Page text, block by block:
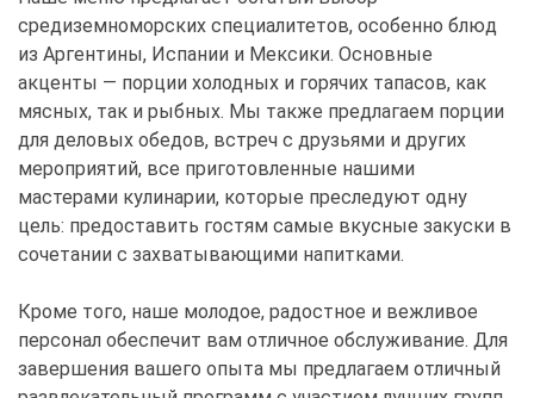
средиземноморских специалитетов, особенно блюд
из Аргентины, Испании и Мексики. Основные
акценты — порции холодных и горячих тапасов, как
мясных, так и рыбных. Мы также предлагаем порции
для деловых обедов, встреч с друзьями и других
мероприятий, все приготовленные нашими
мастерами кулинарии, которые преследуют одну
цель: предоставить гостям самые вкусные закуски в
сочетании с захватывающими напитками.
Кроме того, наше молодое, радостное и вежливое
персонал обеспечит вам отличное обслуживание. Для
завершения вашего опыта мы предлагаем отличный